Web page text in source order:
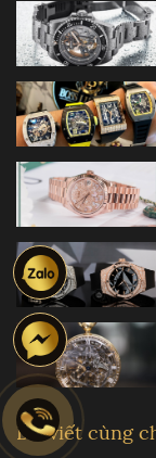
Bài viết cùng